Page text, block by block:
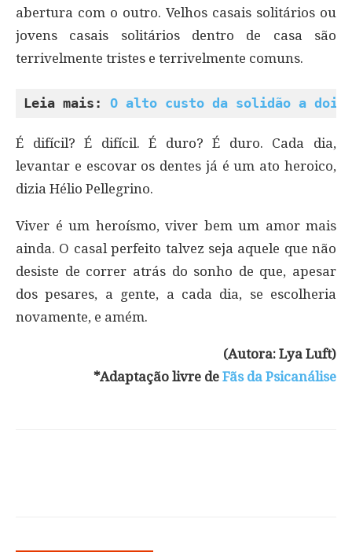
abertura com o outro. Velhos casais solitários ou
jovens casais solitários dentro de casa são
terrivelmente tristes e terrivelmente comuns.
Leia mais: O alto custo da solidão a dois
É difícil? É difícil. É duro? É duro. Cada dia,
levantar e escovar os dentes já é um ato heroico,
dizia Hélio Pellegrino.
Viver é um heroísmo, viver bem um amor mais
ainda. O casal perfeito talvez seja aquele que não
desiste de correr atrás do sonho de que, apesar
dos pesares, a gente, a cada dia, se escolheria
novamente, e amém.
(Autora: Lya Luft)
*Adaptação livre de Fãs da Psicanálise